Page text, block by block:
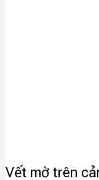
Vết mờ trên